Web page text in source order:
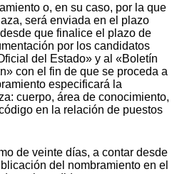
o, en su caso, por la que
será enviada en el plazo
que finalice el plazo de
por los candidatos
del Estado» y al «Boletín
con el fin de que se proceda a
especificará la
cuerpo, área de conocimiento,
en la relación de puestos
de veinte días, a contar desde
del nombramiento en el